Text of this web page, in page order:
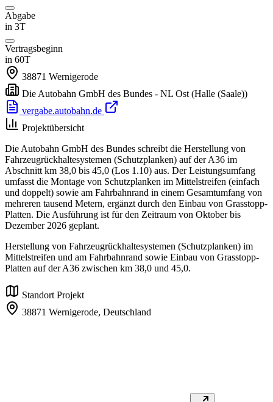
Abgabe
in 3T
Vertragsbeginn
in 60T
38871 Wernigerode
Die Autobahn GmbH des Bundes - NL Ost (Halle (Saale))
vergabe.autobahn.de
Projektübersicht
Die Autobahn GmbH des Bundes schreibt die Herstellung von
Fahrzeugrückhaltesystemen (Schutzplanken) auf der A36 im
Abschnitt km 38,0 bis 45,0 (Los 1.10) aus. Der Leistungsumfang
umfasst die Montage von Schutzplanken im Mittelstreifen (einfach
und doppelt) sowie am Fahrbahnrand in einem Gesamtumfang von
mehreren tausend Metern, ergänzt durch den Einbau von Grasstopp-
Platten. Die Ausführung ist für den Zeitraum von Oktober bis
Dezember 2026 geplant.
Herstellung von Fahrzeugrückhaltesystemen (Schutzplanken) im
Mittelstreifen und am Fahrbahnrand sowie Einbau von Grasstopp-
Platten auf der A36 zwischen km 38,0 und 45,0.
Standort Projekt
38871 Wernigerode, Deutschland